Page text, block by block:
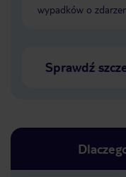
wypadków o
Sprawdź